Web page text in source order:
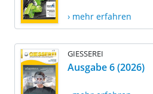
› mehr erfahren
GIESSEREI
Ausgabe 6 (2026)